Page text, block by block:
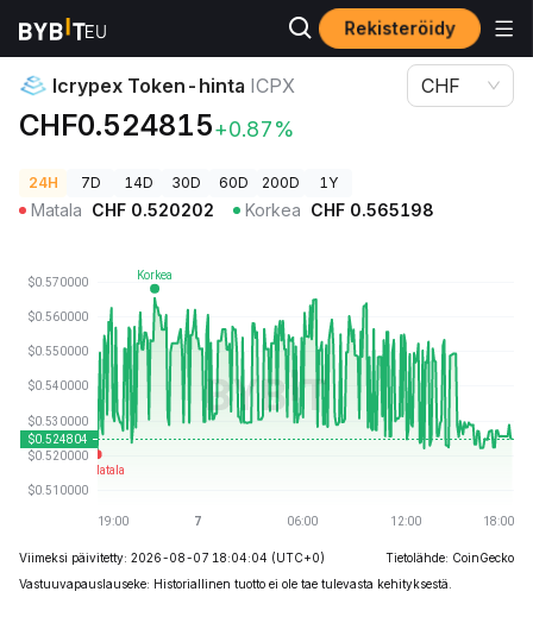
Rekisteröidy
Kryptohinnat Icrypex Token-hinta ICPX
Icrypex Token-hinta ICPX
CHF0.524815+0.87%
CHF
24H 7D 14D 30D 60D 200D 1Y
Matala CHF 0.520202 Korkea CHF 0.565198
Viimeksi päivitetty: 2026-08-07 18:04:04 (UTC+0)
Tietolähde: CoinGecko
Vastuuvapauslauseke: Historiallinen tuotto ei ole tae tulevasta kehityksestä.